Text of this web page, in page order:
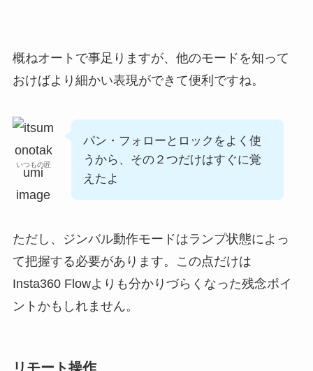
概ねオートで事足りますが、他のモードを知って
おけばより細かい表現ができて便利ですね。
いつもの匠
パン・フォローとロックをよく使
うから、その２つだけはすぐに覚
えたよ
ただし、ジンバル動作モードはランプ状態によっ
て把握する必要があります。この点だけは
Insta360 Flowよりも分かりづらくなった残念ポイ
ントかもしれません。
リモート操作